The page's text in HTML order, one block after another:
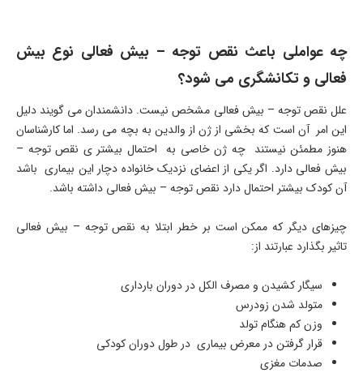
چه عواملی باعث نقص توجه – بیش فعالی نوع بیش
فعالی و تکانشگری می شود؟
علل نقص توجه – بیش فعالی مشخص نیست. دانشمندان می گویند دلیل
این امر آن است که بخشی از ژن از والدین به بچه می رسد. اما کارشناسان
هنوز مطمئن نیستند چه ژن خاصی به احتمال بیشتر ی نقص توجه –
بیش فعالی دارد. اگر یکی از اعضای نزدیک خانواده دچار این بیماری باشد
آن کودک بیشتر احتمال دارد نقص توجه – بیش فعالی داشته باشد.
چیزهای دیگر که ممکن است بر خطر ابتلا به نقص توجه – بیش فعالی
تاثیر بگذارد عبارتند از:
سیگار کشیدن و مصرف الکل در دوران بارداری
متولد شدن زودرس
وزن کم هنگام تولد
قرار گرفتن در معرض بیماری در طول دوران کودکی
صدمات مغزی